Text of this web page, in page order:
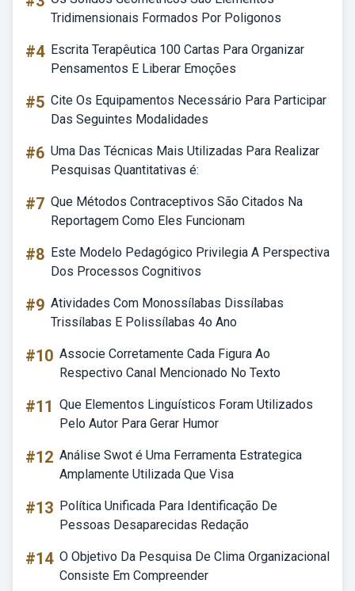
Tridimensionais Formados Por Poligonos
#4 Escrita Terapêutica 100 Cartas Para Organizar
Pensamentos E Liberar Emoções
#5 Cite Os Equipamentos Necessário Para Participar
Das Seguintes Modalidades
#6 Uma Das Técnicas Mais Utilizadas Para Realizar
Pesquisas Quantitativas é:
#7 Que Métodos Contraceptivos São Citados Na
Reportagem Como Eles Funcionam
#8 Este Modelo Pedagógico Privilegia A Perspectiva
Dos Processos Cognitivos
#9 Atividades Com Monossílabas Dissílabas
Trissílabas E Polissílabas 4o Ano
#10 Associe Corretamente Cada Figura Ao
Respectivo Canal Mencionado No Texto
#11 Que Elementos Linguísticos Foram Utilizados
Pelo Autor Para Gerar Humor
#12 Análise Swot é Uma Ferramenta Estrategica
Amplamente Utilizada Que Visa
#13 Política Unificada Para Identificação De
Pessoas Desaparecidas Redação
#14 O Objetivo Da Pesquisa De Clima Organizacional
Consiste Em Compreender